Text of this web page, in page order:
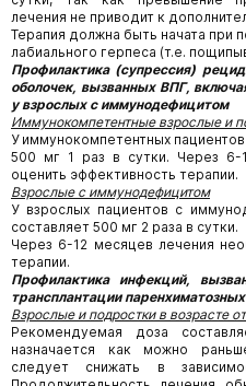
лечения не приводит к
Терапия должна быть начата при
лабиального герпеса (т.е.
Профилактика (супрессия)
оболочек, вызванных ВПГ,
у взрослых с иммунодефицитом
Иммунокомпетентные взрослые и
У иммунокомпетентных
500 мг 1 раз в сутки. Через 6-
оценить эффективность терапии.
Взрослые с иммунодефицитом
У взрослых пациентов с
составляет 500 мг 2 раза в сутки.
Через 6-12 месяцев лечения
терапии.
Профилактика инфекций,
трансплантации
Взрослые и подростки в возрасте
Рекомендуемая доза
назначается как можно
следует снижать в